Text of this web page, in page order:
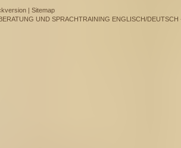
| Sitemap
UND SPRACHTRAINING ENGLISCH/DEUTSCH